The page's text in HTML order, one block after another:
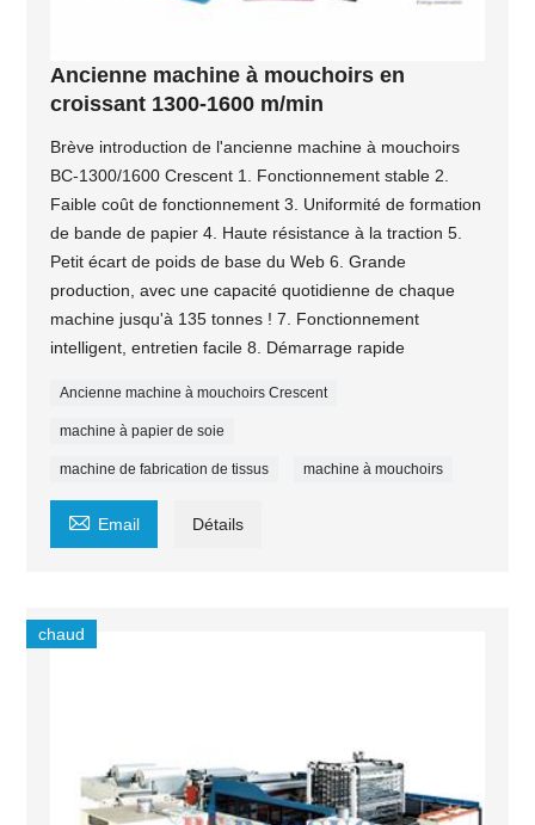
Ancienne machine à mouchoirs en
croissant 1300-1600 m/min
Brève introduction de l'ancienne machine à mouchoirs
BC-1300/1600 Crescent 1. Fonctionnement stable 2.
Faible coût de fonctionnement 3. Uniformité de formation
de bande de papier 4. Haute résistance à la traction 5.
Petit écart de poids de base du Web 6. Grande
production, avec une capacité quotidienne de chaque
machine jusqu'à 135 tonnes ! 7. Fonctionnement
intelligent, entretien facile 8. Démarrage rapide
Ancienne machine à mouchoirs Crescent
machine à papier de soie
machine de fabrication de tissus machine à mouchoirs
 Email Détails
chaud